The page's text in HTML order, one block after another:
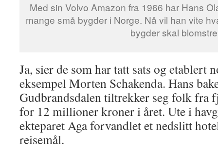
Med sin Volvo Amazon fra 1966 har Hans
mange små bygder i Norge. Nå vil han vite
bygder skal
Ja, sier de som har tatt sats og etablert
eksempel Morten Schakenda. Hans
Gudbrandsdalen tiltrekker seg folk fra
for 12 millioner kroner i året. Ute i
ekteparet Aga forvandlet et nedslitt
reisemål.